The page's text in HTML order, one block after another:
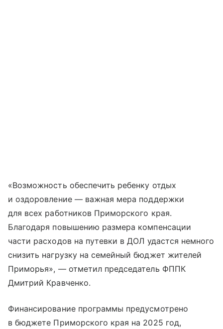
«Возможность обеспечить ребенку отдых
и оздоровление — важная мера поддержки
для всех работников Приморского края.
Благодаря повышению размера компенсации
части расходов на путевки в ДОЛ удастся немного
снизить нагрузку на семейный бюджет жителей
Приморья», — отметил председатель ФППК
Дмитрий Кравченко.
Финансирование программы предусмотрено
в бюджете Приморского края на 2025 год,